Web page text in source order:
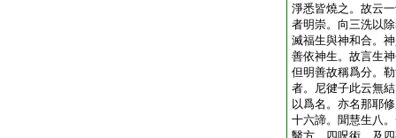
淨悉皆燒之。故云
者明崇。向三洗以
滅福生與神和合。
善依神生。故言生
但明善故稱爲分。
者。尼徤子此云無
以爲名。亦名那耶
十六諦。聞慧生八